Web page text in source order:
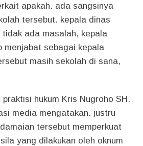
apakah. ada sangsinya
tersebut. kepala dinas
ada masalah, kepala
menjabat sebagai kepala
masih sekolah di sana,
hukum Kris Nugroho SH.
media mengatakan. justru
tersebut memperkuat
yang dilakukan oleh oknum